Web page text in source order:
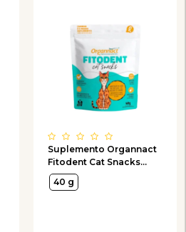
Suplemento Organnact
Fitodent Cat Snacks
para Gatos 40g
40 g